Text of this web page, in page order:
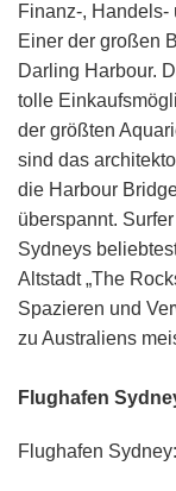
Finanz-, Handels-
Einer der großen
Darling Harbour.
tolle
der größten
sind das
die Harbour
überspannt.
Sydneys
Altstadt „The
Spazieren und
zu Australiens
Flughafen
Flughafen